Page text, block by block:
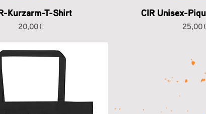
Kurzarm-T-Shirt
Preis
20,00 €
CIR Unisex-
Preis
25,00